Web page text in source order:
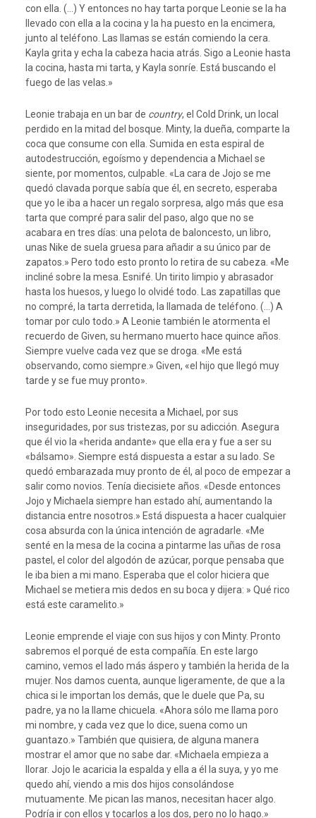
con ella. (…) Y entonces no hay tarta porque Leonie se la ha
llevado con ella a la cocina y la ha puesto en la encimera,
junto al teléfono. Las llamas se están comiendo la cera.
Kayla grita y echa la cabeza hacia atrás. Sigo a Leonie hasta
la cocina, hasta mi tarta, y Kayla sonríe. Está buscando el
fuego de las velas.»
Leonie trabaja en un bar de country, el Cold Drink, un local
perdido en la mitad del bosque. Minty, la dueña, comparte la
coca que consume con ella. Sumida en esta espiral de
autodestrucción, egoísmo y dependencia a Michael se
siente, por momentos, culpable. «La cara de Jojo se me
quedó clavada porque sabía que él, en secreto, esperaba
que yo le iba a hacer un regalo sorpresa, algo más que esa
tarta que compré para salir del paso, algo que no se
acabara en tres días: una pelota de baloncesto, un libro,
unas Nike de suela gruesa para añadir a su único par de
zapatos.» Pero todo esto pronto lo retira de su cabeza. «Me
incliné sobre la mesa. Esnifé. Un tirito limpio y abrasador
hasta los huesos, y luego lo olvidé todo. Las zapatillas que
no compré, la tarta derretida, la llamada de teléfono. (…) A
tomar por culo todo.» A Leonie también le atormenta el
recuerdo de Given, su hermano muerto hace quince años.
Siempre vuelve cada vez que se droga. «Me está
observando, como siempre.» Given, «el hijo que llegó muy
tarde y se fue muy pronto».
Por todo esto Leonie necesita a Michael, por sus
inseguridades, por sus tristezas, por su adicción. Asegura
que él vio la «herida andante» que ella era y fue a ser su
«bálsamo». Siempre está dispuesta a estar a su lado. Se
quedó embarazada muy pronto de él, al poco de empezar a
salir como novios. Tenía diecisiete años. «Desde entonces
Jojo y Michaela siempre han estado ahí, aumentando la
distancia entre nosotros.» Está dispuesta a hacer cualquier
cosa absurda con la única intención de agradarle. «Me
senté en la mesa de la cocina a pintarme las uñas de rosa
pastel, el color del algodón de azúcar, porque pensaba que
le iba bien a mi mano. Esperaba que el color hiciera que
Michael se metiera mis dedos en su boca y dijera: » Qué rico
está este caramelito.»
Leonie emprende el viaje con sus hijos y con Minty. Pronto
sabremos el porqué de esta compañía. En este largo
camino, vemos el lado más áspero y también la herida de la
mujer. Nos damos cuenta, aunque ligeramente, de que a la
chica si le importan los demás, que le duele que Pa, su
padre, ya no la llame chicuela. «Ahora sólo me llama poro
mi nombre, y cada vez que lo dice, suena como un
guantazo.» También que quisiera, de alguna manera
mostrar el amor que no sabe dar. «Michaela empieza a
llorar. Jojo le acaricia la espalda y ella a él la suya, y yo me
quedo ahí, viendo a mis dos hijos consolándose
mutuamente. Me pican las manos, necesitan hacer algo.
Podría ir con ellos y tocarlos a los dos, pero no lo hago.»